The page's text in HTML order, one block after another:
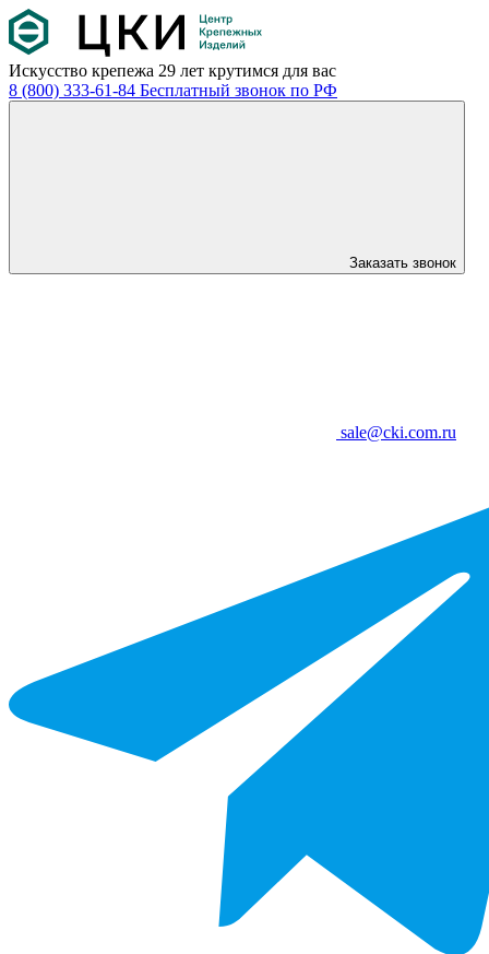
Искусство крепежа 29 лет крутимся для вас
8 (800) 333-61-84 Бесплатный звонок по РФ
Заказать звонок
sale@cki.com.ru